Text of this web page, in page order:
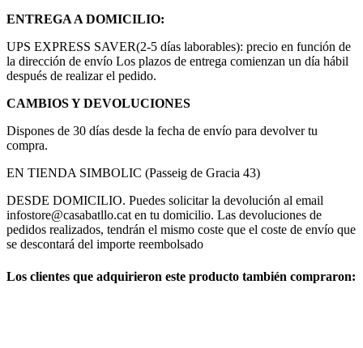
ENTREGA A DOMICILIO:
UPS EXPRESS SAVER(2-5 días laborables): precio en función de
la dirección de envío Los plazos de entrega comienzan un día hábil
después de realizar el pedido.
CAMBIOS Y DEVOLUCIONES
Dispones de 30 días desde la fecha de envío para devolver tu
compra.
EN TIENDA SIMBOLIC (Passeig de Gracia 43)
DESDE DOMICILIO. Puedes solicitar la devolución al email
infostore@casabatllo.cat en tu domicilio. Las devoluciones de
pedidos realizados, tendrán el mismo coste que el coste de envío que
se descontará del importe reembolsado
Los clientes que adquirieron este producto también compraron: